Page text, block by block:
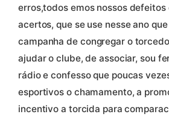
erros,todos emos nossos
acertos, que se use nesse ano
campanha de congregar o
ajudar o clube, de associar, sou
rádio e confesso que poucas
esportivos o chamamento, a
incentivo a torcida para